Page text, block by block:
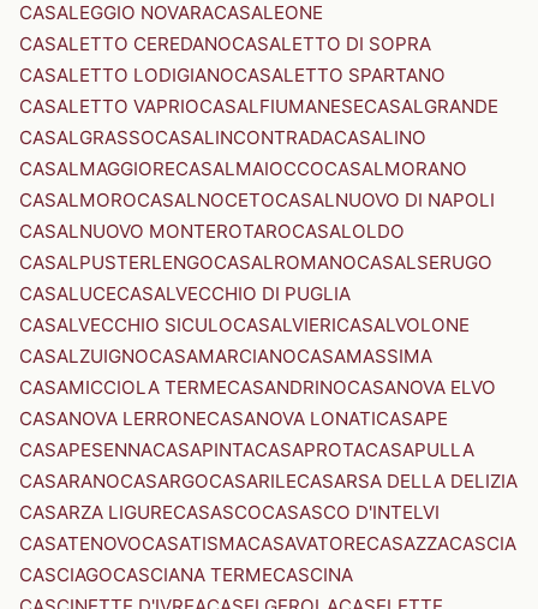
CASALEGGIO NOVARACASALEONE
CASALETTO CEREDANOCASALETTO DI SOPRA
CASALETTO LODIGIANOCASALETTO SPARTANO
CASALETTO VAPRIOCASALFIUMANESECASALGRANDE
CASALGRASSOCASALINCONTRADACASALINO
CASALMAGGIORECASALMAIOCCOCASALMORANO
CASALMOROCASALNOCETOCASALNUOVO DI NAPOLI
CASALNUOVO MONTEROTAROCASALOLDO
CASALPUSTERLENGOCASALROMANOCASALSERUGO
CASALUCECASALVECCHIO DI PUGLIA
CASALVECCHIO SICULOCASALVIERICASALVOLONE
CASALZUIGNOCASAMARCIANOCASAMASSIMA
CASAMICCIOLA TERMECASANDRINOCASANOVA ELVO
CASANOVA LERRONECASANOVA LONATICASAPE
CASAPESENNACASAPINTACASAPROTACASAPULLA
CASARANOCASARGOCASARILECASARSA DELLA DELIZIA
CASARZA LIGURECASASCOCASASCO D'INTELVI
CASATENOVOCASATISMACASAVATORECASAZZACASCIA
CASCIAGOCASCIANA TERMECASCINA